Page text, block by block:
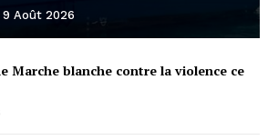
9 Août 2026
Marche blanche contre la violence ce